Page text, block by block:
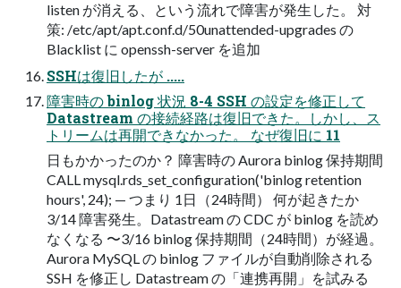
listen が消える、という流れで障害が発生した。 対
策: /etc/apt/apt.conf.d/50unattended-upgrades の
Blacklist に openssh-server を追加
SSHは復旧したが .....
障害時の binlog 状況 8-4 SSH の設定を修正して
Datastream の接続経路は復旧できた。しかし、ス
トリームは再開できなかった。 なぜ復旧に 11
日もかかったのか？ 障害時の Aurora binlog 保持期間
CALL mysql.rds_set_configuration('binlog retention
hours', 24); — つまり 1日（24時間） 何が起きたか
3/14 障害発生。Datastream の CDC が binlog を読め
なくなる 〜3/16 binlog 保持期間（24時間）が経過。
Aurora MySQL の binlog ファイルが自動削除される
SSH を修正し Datastream の「連携再開」を試みる